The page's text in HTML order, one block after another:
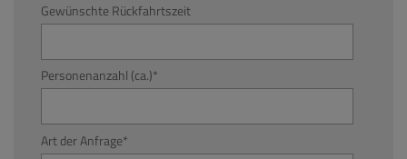
Gewünschte Rückfahrtszeit
Personenanzahl (ca.)*
Art der Anfrage*